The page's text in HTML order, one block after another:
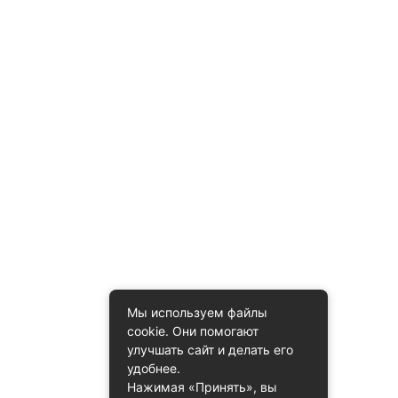
Мы используем файлы
cookie. Они помогают
улучшать сайт и делать его
удобнее.
Нажимая «Принять», вы